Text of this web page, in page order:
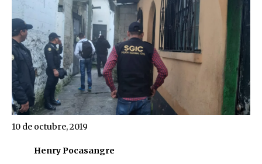
Henry Pocasangre
10 de octubre, 2019